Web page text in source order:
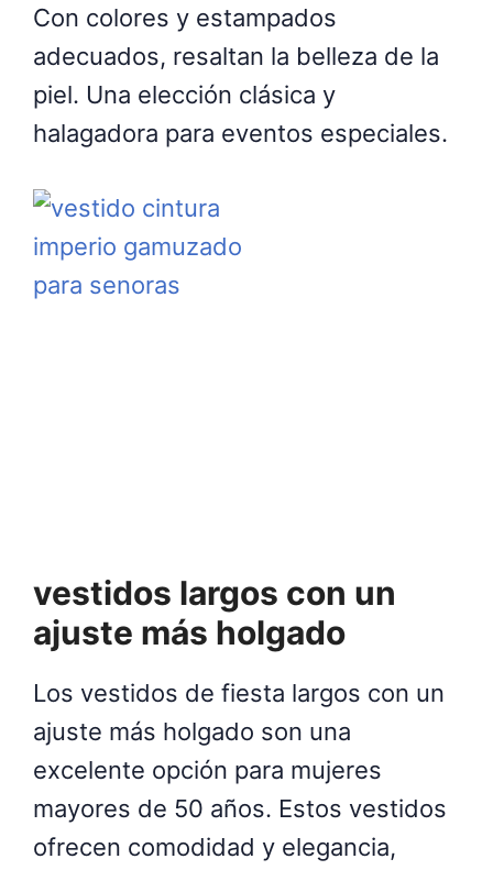
Con colores y estampados
adecuados, resaltan la belleza de la
piel. Una elección clásica y
halagadora para eventos especiales.
vestidos largos con un
ajuste más holgado
Los vestidos de fiesta largos con un
ajuste más holgado son una
excelente opción para mujeres
mayores de 50 años. Estos vestidos
ofrecen comodidad y elegancia,